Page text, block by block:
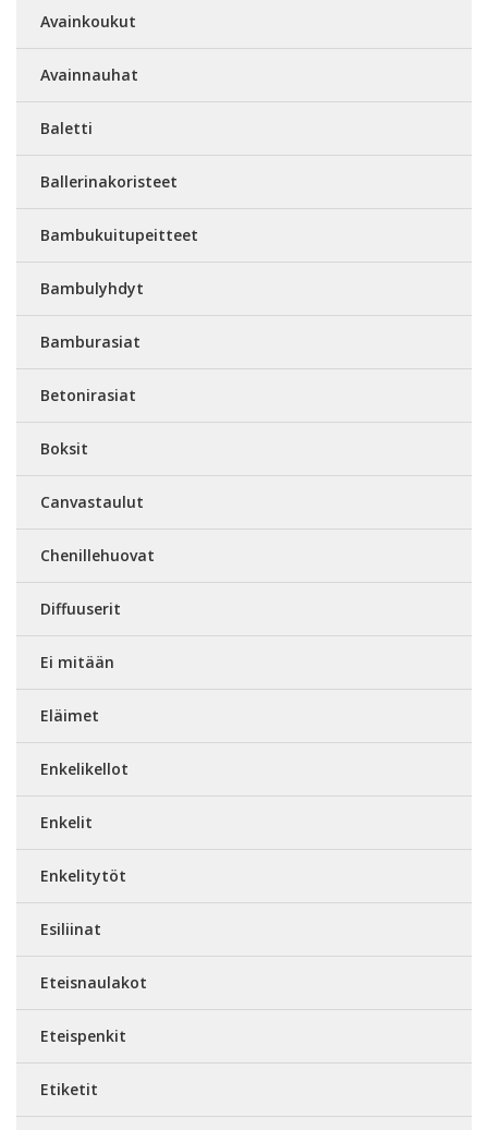
Avainkoukut
Avainnauhat
Baletti
Ballerinakoristeet
Bambukuitupeitteet
Bambulyhdyt
Bamburasiat
Betonirasiat
Boksit
Canvastaulut
Chenillehuovat
Diffuuserit
Ei mitään
Eläimet
Enkelikellot
Enkelit
Enkelitytöt
Esiliinat
Eteisnaulakot
Eteispenkit
Etiketit